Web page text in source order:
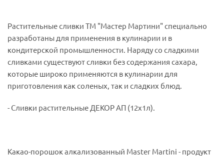
Растительные сливки ТМ "Мастер Мартини" специально
разработаны для применения в кулинарии и в
кондитерской промышленности. Наряду со сладкими
сливками существуют сливки без содержания сахара,
которые широко применяются в кулинарии для
приготовления как соленых, так и сладких блюд.
- Сливки растительные ДЕКОР АП (12х1л).
Какао-порошок алкализованный Master Martini - продукт